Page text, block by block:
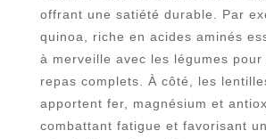
offrant une satiété durable. Par
quinoa, riche en acides aminés
à merveille avec les légumes pour
repas complets. À côté, les
apportent fer, magnésium et
combattant fatigue et favorisant